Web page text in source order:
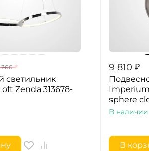
200 ₽
светильник
Zenda 313678-
9 810 ₽
sphere
В наличии
В